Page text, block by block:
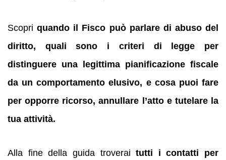
Scopriquando il Fisco può parlare di abuso del
diritto, quali sono i criteri di legge per
distinguere una legittima pianificazione fiscale
da un comportamento elusivo, e cosa puoi fare
per opporre ricorso, annullare l’atto e tutelare la
tua attività.
Alla fine della guida troveraitutti i contatti per